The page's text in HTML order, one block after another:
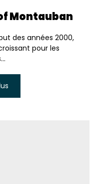
Montauban
des années 2000,
pour les